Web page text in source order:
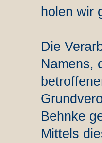
holen wir
Die
Namens,
Behnke
Mittels